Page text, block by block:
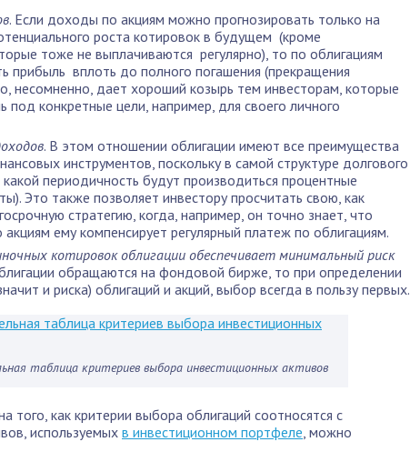
. Если доходы по акциям можно прогнозировать только на
роста котировок в будущем (кроме
тоже не выплачиваются регулярно), то по облигациям
прибыль вплоть до полного погашения (прекращения
несомненно, дает хороший козырь тем инвесторам, которые
конкретные цели, например, для своего личного
. В этом отношении облигации имеют все преимущества
инструментов, поскольку в самой структуре долгового
периодичность будут производиться процентные
Это также позволяет инвестору просчитать свою, как
стратегию, когда, например, он точно знает, что
ему компенсирует регулярный платеж по облигациям.
котировок облигации обеспечивает минимальный риск
обращаются на фондовой бирже, то при определении
и риска) облигаций и акций, выбор всегда в пользу первых.
таблица критериев выбора инвестиционных активов
того, как критерии выбора облигаций соотносятся с
используемых в инвестиционном портфеле , можно